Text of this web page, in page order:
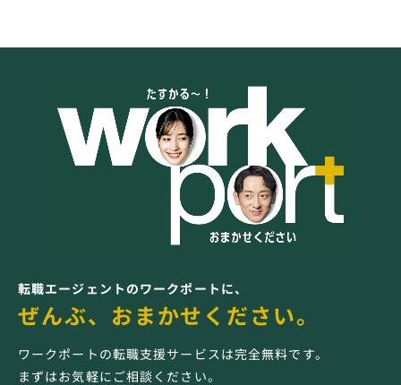
転職エージェントのワークポートに、
ぜんぶ、おまかせください。
ワークポートの転職支援サービスは完全無料です。
まずはお気軽にご相談ください。